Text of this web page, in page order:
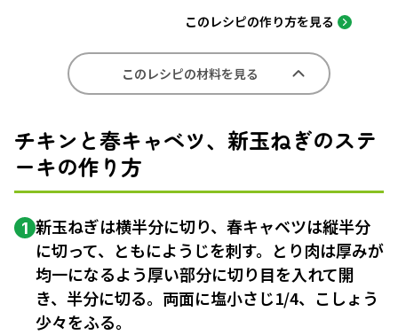
このレシピの作り方を見る
このレシピの材料を見る
チキンと春キャベツ、新玉ねぎのステ
ーキの作り方
1 新玉ねぎは横半分に切り、春キャベツは縦半分
に切って、ともにようじを刺す。とり肉は厚みが
均一になるよう厚い部分に切り目を入れて開
き、半分に切る。両面に塩小さじ1/4、こしょう
少々をふる。